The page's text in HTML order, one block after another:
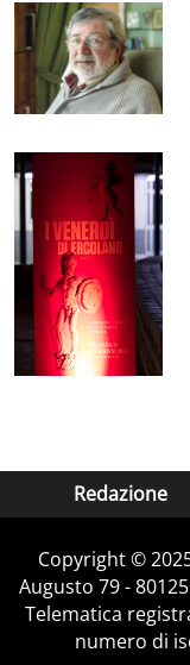
Redazione
Copyright ©️
Augusto 79 -
Telematica
numero di